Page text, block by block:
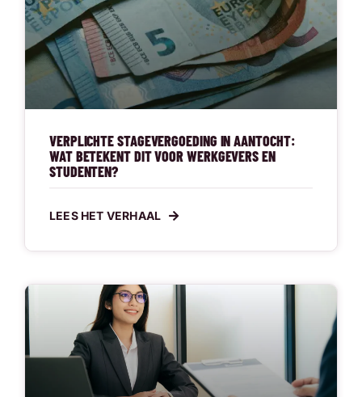
VERPLICHTE STAGEVERGOEDING IN AANTOCHT:
WAT BETEKENT DIT VOOR WERKGEVERS EN
STUDENTEN?
LEES HET VERHAAL